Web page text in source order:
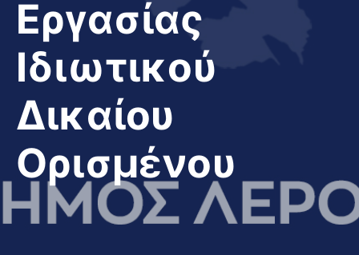
Εργασίας
Ιδιωτικού
Δικαίου
Ορισμένου